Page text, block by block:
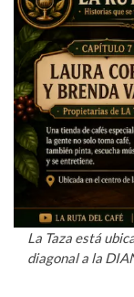
La Taza está
diagonal a la